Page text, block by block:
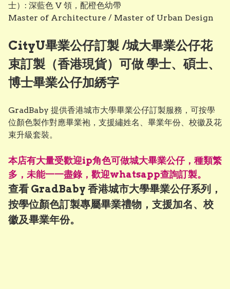
士）: 深藍色 V 領，配橙色幼帶
Master of Architecture / Master of Urban Design
規劃碩士）: 深藍色 V 領，配丁香紫色（Lilac）幼帶
Master of Fine Arts（藝術碩士）: 深藍色 V 領，配啡色
（Brown）幼帶
Master of Laws / Juris Doctor（法學碩士／法律博
士）: 深藍色 V 領，配舊金色（Old Gold）幼帶
Master of Public Health（公共衛生碩士）: 深藍色 V
領，配三文魚粉紅色（Salmon Pink）幼帶
Master of Science（理學碩士）: 深藍色 V 領，配淡紫紅
色（Mauve）幼帶
Master of Social Sciences（社會科學碩士）: 深藍色 V
領，配深綠色（Dark Green）幼帶
Master of Social Work（社會工作碩士）: 深藍色 V
領，配孔雀藍色（Peacock Blue）幼帶
CityU畢業公仔訂製 /城大畢業公仔花
束訂製（香港現貨）可做 學士、碩士、
博士畢業公仔加綉字
GradBaby 提供香港城市大學畢業公仔訂製服務，可按學
位顏色製作對應畢業袍，支援繡姓名、畢業年份、校徽及花
束升級套裝。
本店有大量受歡迎ip角色可做城大畢業公仔，種類繁
多，未能一一盡錄，歡迎whatsapp查詢訂製。
查看 GradBaby 香港城市大學畢業公仔系列，
按學位顏色訂製專屬畢業禮物，支援加名、校
徽及畢業年份。